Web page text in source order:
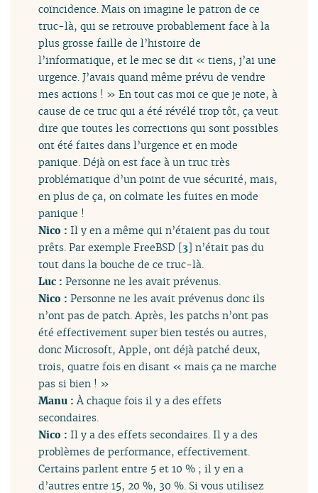
coïncidence. Mais on imagine le patron de ce
truc-là, qui se retrouve probablement face à la
plus grosse faille de l’histoire de
l’informatique, et le mec se dit « tiens, j’ai une
urgence. J’avais quand même prévu de vendre
mes actions ! » En tout cas moi ce que je note, à
cause de ce truc qui a été révélé trop tôt, ça veut
dire que toutes les corrections qui sont possibles
ont été faites dans l’urgence et en mode
panique. Déjà on est face à un truc très
problématique d’un point de vue sécurité, mais,
en plus de ça, on colmate les fuites en mode
panique !
Nico :Il y en a même qui n’étaient pas du tout
prêts. Par exemple FreeBSD [3] n’était pas du
tout dans la bouche de ce truc-là.
Luc :Personne ne les avait prévenus.
Nico :Personne ne les avait prévenus donc ils
n’ont pas de patch. Après, les patchs n’ont pas
été effectivement super bien testés ou autres,
donc Microsoft, Apple, ont déjà patché deux,
trois, quatre fois en disant « mais ça ne marche
pas si bien ! »
Manu :À chaque fois il y a des effets
secondaires.
Nico :Il y a des effets secondaires. Il y a des
problèmes de performance, effectivement.
Certains parlent entre 5 et 10 % ; il y en a
d’autres entre 15, 20 %, 30 %. Si vous utilisez